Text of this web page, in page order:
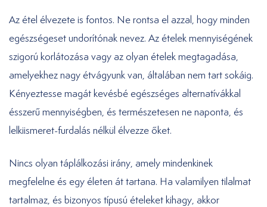
Az étel élvezete is fontos. Ne rontsa el azzal, hogy minden
egészségeset undorítónak nevez. Az ételek mennyiségének
szigorú korlátozása vagy az olyan ételek megtagadása,
amelyekhez nagy étvágyunk van, általában nem tart sokáig.
Kényeztesse magát kevésbé egészséges alternatívákkal
ésszerű mennyiségben, és természetesen ne naponta, és
lelkiismeret-furdalás nélkül élvezze őket.
Nincs olyan táplálkozási irány, amely mindenkinek
megfelelne és egy életen át tartana. Ha valamilyen tilalmat
tartalmaz, és bizonyos típusú ételeket kihagy, akkor